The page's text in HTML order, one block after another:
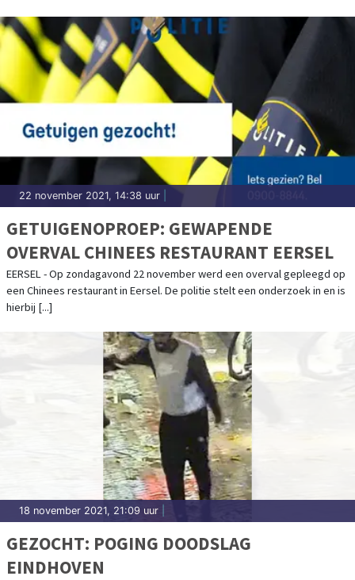
22 november 2021, 14:38 uur
GETUIGENOPROEP: GEWAPENDE
OVERVAL CHINEES RESTAURANT EERSEL
EERSEL - Op zondagavond 22 november werd een overval gepleegd op
een Chinees restaurant in Eersel. De politie stelt een onderzoek in en is
hierbij [...]
18 november 2021, 21:09 uur
GEZOCHT: POGING DOODSLAG
EINDHOVEN